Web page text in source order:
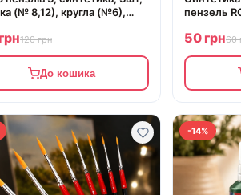
(№ 8,12), кругла (№6),
120 грн
До кошика
пензель
50 грн60
-14%